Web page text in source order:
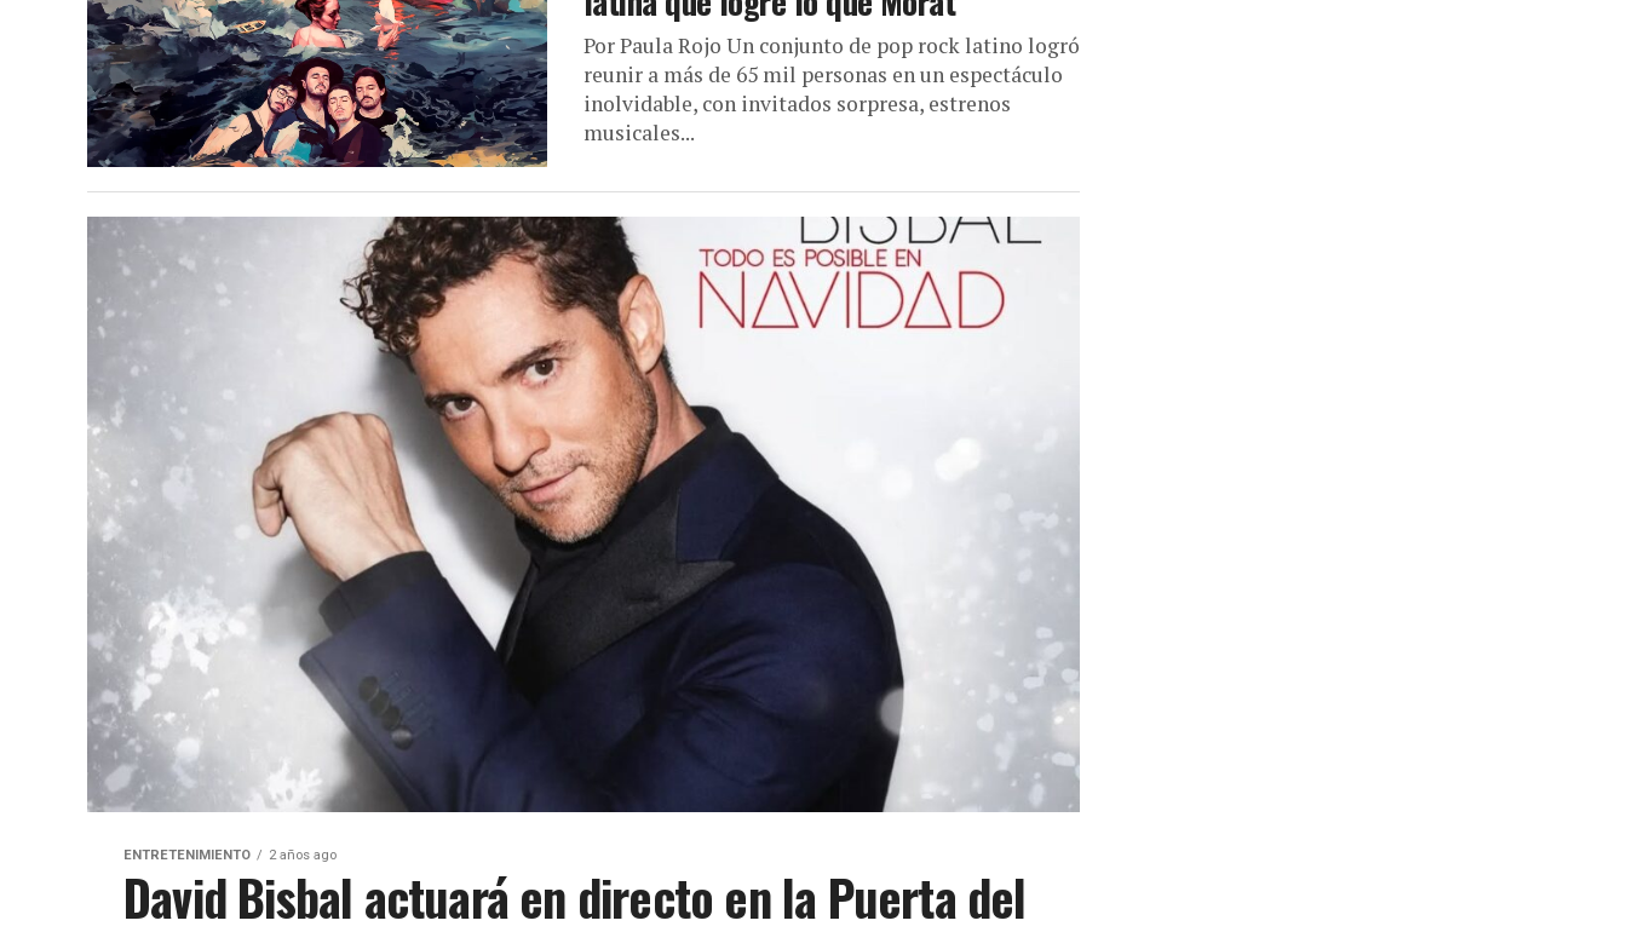
Por Paula Rojo Un conjunto de pop rock latino logró
reunir a más de 65 mil personas en un espectáculo
inolvidable, con invitados sorpresa, estrenos
musicales...
ENTRETENIMIENTO 2 años ago
David Bisbal actuará en directo en la Puerta del